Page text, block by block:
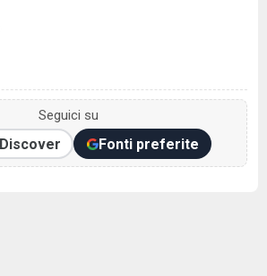
Seguici su
Discover Fonti preferite